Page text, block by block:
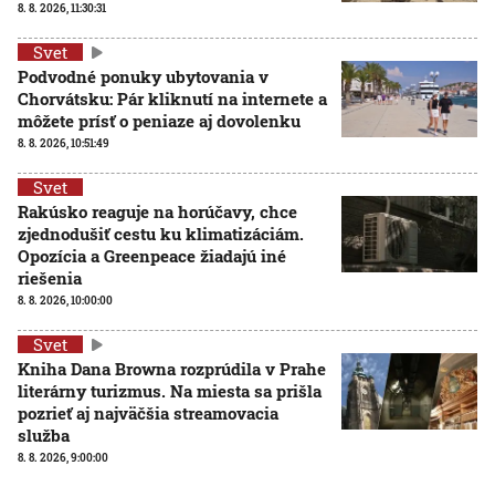
8. 8. 2026, 11:30:31
Svet
Podvodné ponuky ubytovania v
Chorvátsku: Pár kliknutí na internete a
môžete prísť o peniaze aj dovolenku
8. 8. 2026, 10:51:49
Svet
Rakúsko reaguje na horúčavy, chce
zjednodušiť cestu ku klimatizáciám.
Opozícia a Greenpeace žiadajú iné
riešenia
8. 8. 2026, 10:00:00
Svet
Kniha Dana Browna rozprúdila v Prahe
literárny turizmus. Na miesta sa prišla
pozrieť aj najväčšia streamovacia
služba
8. 8. 2026, 9:00:00